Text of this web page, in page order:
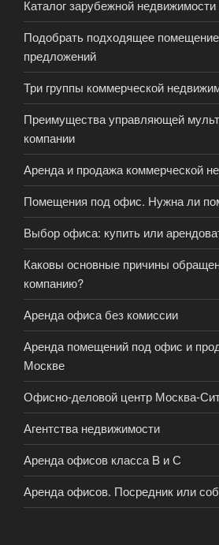
Каталог зарубежной недвижимости
Подобрать подходящее помещение
предложений
Три группы коммерческой
Преимущества управляющей
компании
Аренда и продажа коммерческой
Помещения под офис. Нужна ли
Выбор офиса: купить или
Каковы основные причины
компанию?
Аренда офиса без комиссии
Аренда помещений под офис и
Москве
Офисно-деловой центр Москва-
Агентства недвижимости
Аренда офисов класса B и С
Аренда офисов. Посредник или